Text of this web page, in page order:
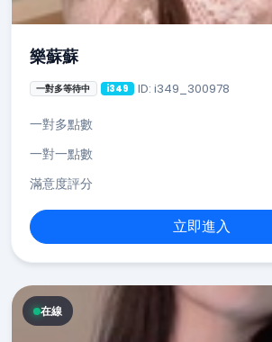
樂蘇蘇
一對多等待中 i349 ID: i349_300978
一對多點數
一對一點數
滿意度評分
立即進入
在線